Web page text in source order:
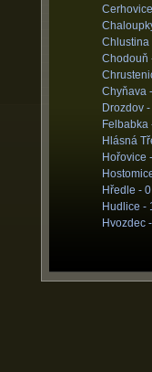
Chlustina
Chodouň
Chyňava -
Drozdov -
Felbabka
Hlásná
Hořovice -
Hředle - 0
Hudlice -
Hvozdec -